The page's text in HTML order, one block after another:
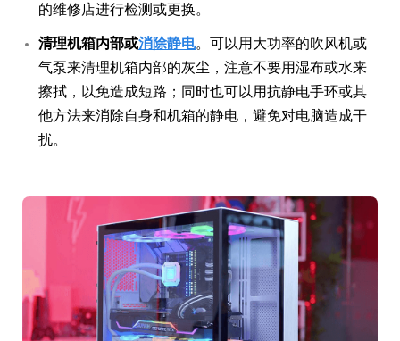
的维修店进行检测或更换。
清理机箱内部或消除静电。可以用大功率的吹风机或
气泵来清理机箱内部的灰尘，注意不要用湿布或水来
擦拭，以免造成短路；同时也可以用抗静电手环或其
他方法来消除自身和机箱的静电，避免对电脑造成干
扰。